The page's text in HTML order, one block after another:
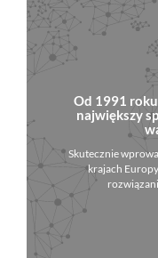
Od 1991
największy
Skutecznie
krajach